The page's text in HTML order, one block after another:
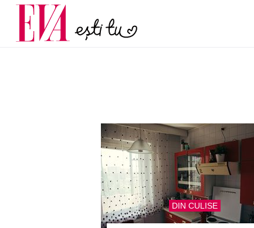
DIN CULISE
Carieră
Actualitate